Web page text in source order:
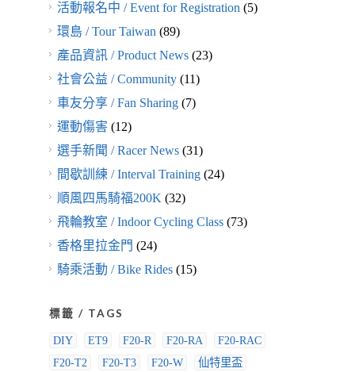
活動報名中 / Event for Registration(5)
環島 / Tour Taiwan(89)
產品資訊 / Product News(23)
社會公益 / Community(11)
車友分享 / Fan Sharing(7)
運動傷害(12)
選手新聞 / Racer News(31)
間歇訓練 / Interval Training(24)
順風四馬騎福200K(32)
飛輪教室 / Indoor Cycling Class(73)
香格里拉金門 (24)
騎乘活動 / Bike Rides(15)
標籤 / TAGS
DIY ET9 F20-R F20-RA
F20-RAC
F20-T2
F20-T3 F20-W
仙特里盃